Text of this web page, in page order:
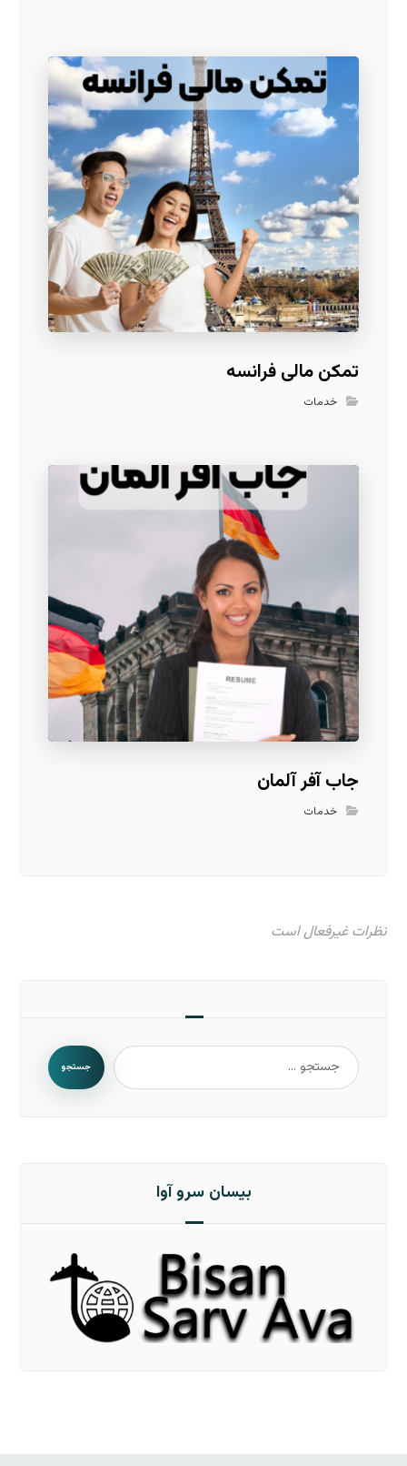
تمکن مالی فرانسه
خدمات
جاب آفر آلمان
خدمات
نظرات غیرفعال است
جستجو
بیسان سرو آوا